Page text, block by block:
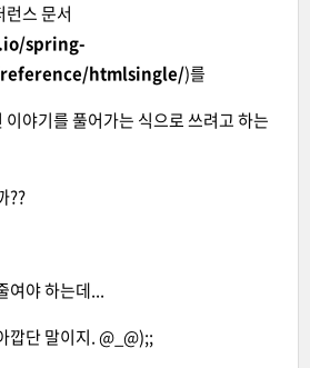
런스 문서
spring-
htmlsingle/)를
야기를 풀어가는 식으로 쓰려고 하는
??
여야 하는데...
깝단 말이지. @_@);;